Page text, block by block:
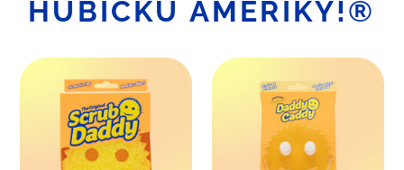
HUBIČKU AMERIKY!®
Scrub
Daddy
Original®
Daddy
Caddy®